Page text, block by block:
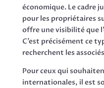
économique. Le cadre
pour les propriétaires
offre une visibilité que
C’est précisément ce
recherchent les
Pour ceux qui
internationales, il est